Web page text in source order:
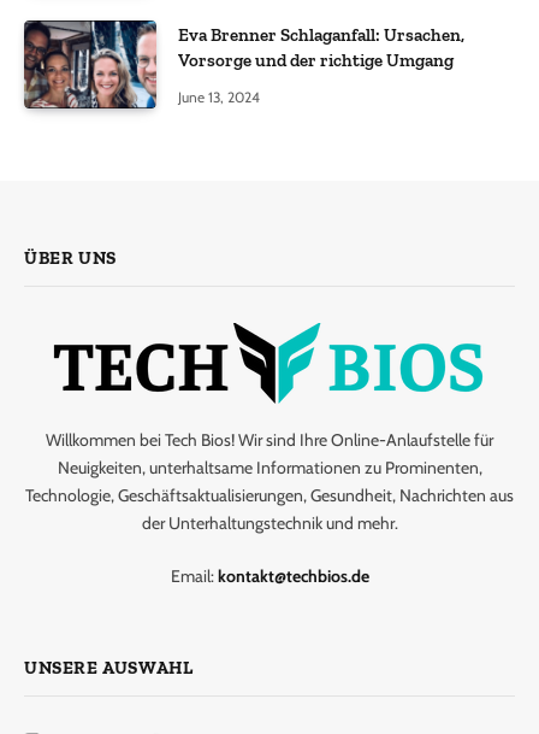
Eva Brenner Schlaganfall: Ursachen,
Vorsorge und der richtige Umgang
June 13, 2024
ÜBER UNS
Willkommen bei Tech Bios! Wir sind Ihre Online-Anlaufstelle für
Neuigkeiten, unterhaltsame Informationen zu Prominenten,
Technologie, Geschäftsaktualisierungen, Gesundheit, Nachrichten aus
der Unterhaltungstechnik und mehr.
Email:kontakt@techbios.de
UNSERE AUSWAHL